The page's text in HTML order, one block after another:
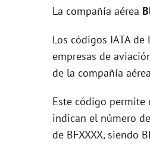
La compañía aérea
Los códigos IATA
empresas de
de la compañía
Este código permite
indican el número
de BFXXXX, siendo